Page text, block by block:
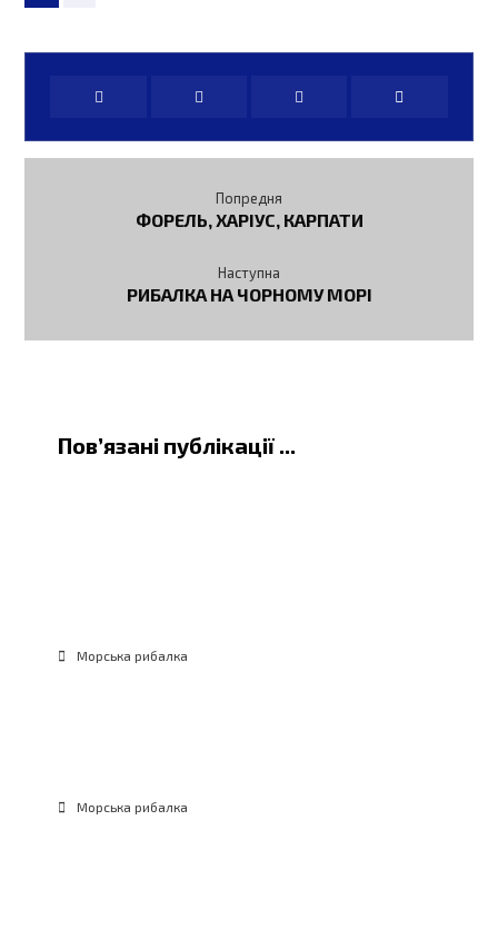
Попредня
ФОРЕЛЬ, ХАРІУС, КАРПАТИ
Наступна
РИБАЛКА НА ЧОРНОМУ МОРІ
Пов’язані публікації ...
Морська рибалка
Морська рибалка